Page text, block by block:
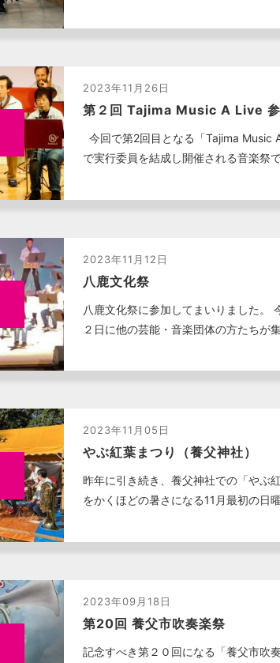
2023年11月26日
第２回 Tajima Music A Live
今回で第2回目となる「Tajima Music
で実行委員を結成し開催される音楽祭
2023年11月12日
八鹿文化祭
八鹿文化祭に参加してまいりました。
２日に他の芸能・音楽団体の方たちが
2023年11月05日
やぶ紅葉まつり（養父神社）
昨年に引き続き、養父神社での「やぶ
をかくほどの暑さになる11月最初の日
2023年09月18日
第20回 養父市吹奏楽祭
記念すべき第２０回になる「養父市吹